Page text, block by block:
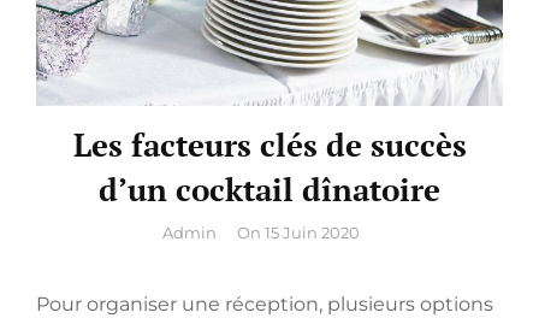
Les facteurs clés de succès
d’un cocktail dînatoire
By
Admin On 15 Juin 2020
Pour organiser une réception, plusieurs options